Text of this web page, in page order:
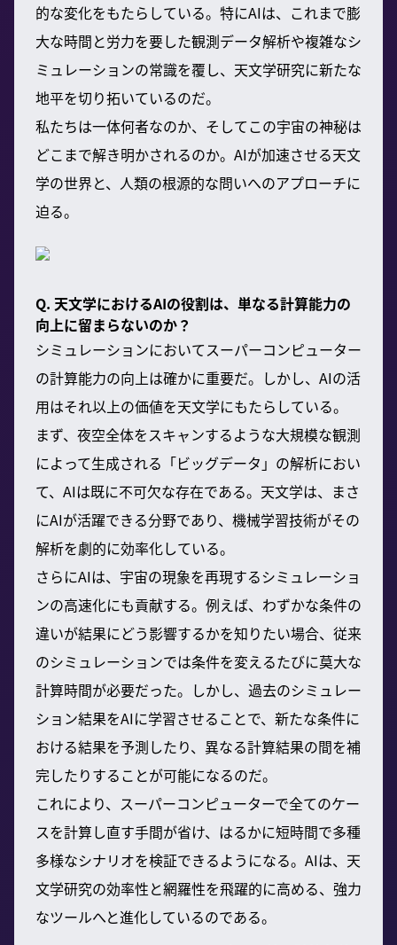
的な変化をもたらしている。特にAIは、これまで膨
大な時間と労力を要した観測データ解析や複雑なシ
ミュレーションの常識を覆し、天文学研究に新たな
地平を切り拓いているのだ。
私たちは一体何者なのか、そしてこの宇宙の神秘は
どこまで解き明かされるのか。AIが加速させる天文
学の世界と、人類の根源的な問いへのアプローチに
迫る。
Q. 天文学におけるAIの役割は、単なる計算能力の
向上に留まらないのか？
シミュレーションにおいてスーパーコンピューター
の計算能力の向上は確かに重要だ。しかし、AIの活
用はそれ以上の価値を天文学にもたらしている。
まず、夜空全体をスキャンするような大規模な観測
によって生成される「ビッグデータ」の解析におい
て、AIは既に不可欠な存在である。天文学は、まさ
にAIが活躍できる分野であり、機械学習技術がその
解析を劇的に効率化している。
さらにAIは、宇宙の現象を再現するシミュレーショ
ンの高速化にも貢献する。例えば、わずかな条件の
違いが結果にどう影響するかを知りたい場合、従来
のシミュレーションでは条件を変えるたびに莫大な
計算時間が必要だった。しかし、過去のシミュレー
ション結果をAIに学習させることで、新たな条件に
おける結果を予測したり、異なる計算結果の間を補
完したりすることが可能になるのだ。
これにより、スーパーコンピューターで全てのケー
スを計算し直す手間が省け、はるかに短時間で多種
多様なシナリオを検証できるようになる。AIは、天
文学研究の効率性と網羅性を飛躍的に高める、強力
なツールへと進化しているのである。